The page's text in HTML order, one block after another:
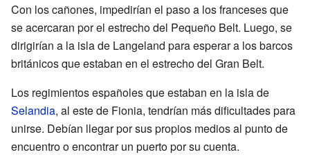
Con los cañones, impedirían el paso a los franceses que
se acercaran por el estrecho del Pequeño Belt. Luego, se
dirigirían a la isla de Langeland para esperar a los barcos
británicos que estaban en el estrecho del Gran Belt.
Los regimientos españoles que estaban en la isla de
Selandia, al este de Fionia, tendrían más dificultades para
unirse. Debían llegar por sus propios medios al punto de
encuentro o encontrar un puerto por su cuenta.